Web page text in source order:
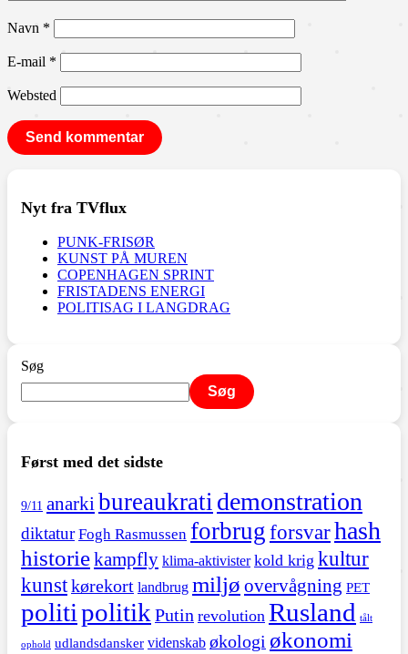
Navn *
E-mail *
Websted
Nyt fra TVflux
PUNK-FRISØR
KUNST PÅ MUREN
COPENHAGEN SPRINT
FRISTADENS ENERGI
POLITISAG I LANGDRAG
Søg
Søg
Først med det sidste
9/11 anarki bureaukrati demonstration
diktatur Fogh Rasmussen forbrugforsvarhash
historiekampfly klima-aktivister kold krig kultur
kunstkørekort landbrug miljø overvågning PET
politipolitik Putin revolution Rusland tålt
ophold udlandsdansker videnskab økologi økonomi